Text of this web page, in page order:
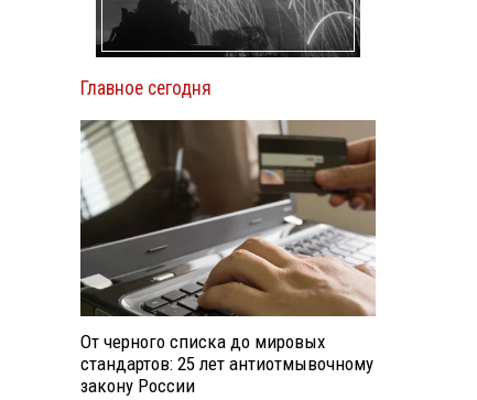
Главное сегодня
От черного списка до мировых
стандартов: 25 лет антиотмывочному
закону России